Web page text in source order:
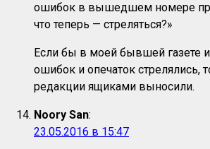
ошибок в вышедшем номере
что теперь — стреляться?»
Если бы в моей бывшей газете
ошибок и опечаток стрелялись,
редакции ящиками выносили.
Noory San:
23.05.2016 в 15:47